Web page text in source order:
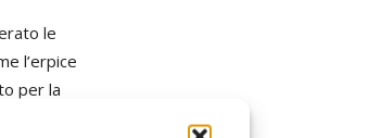
le
l’erpice
per la
di